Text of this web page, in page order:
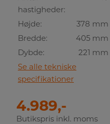
hastigheder:
Højde:
378 mm
Bredde:
405 mm
Dybde:
221 mm
Se alle tekniske
specifikationer
4.989,-
Butikspris inkl. moms